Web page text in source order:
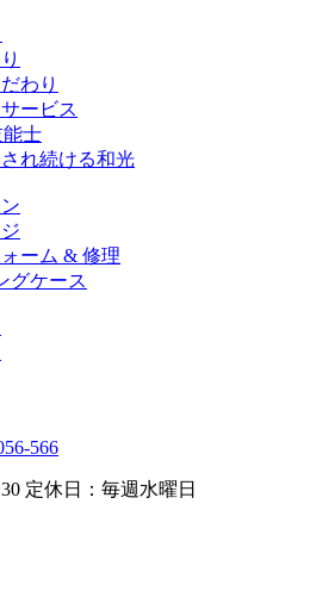
わり
ービス
能士
れ続ける和光
ーム & 修理
グケース
566
定休日：毎週水曜日